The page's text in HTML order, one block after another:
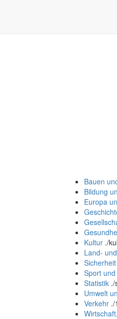
Bauen
Bildung
Europa
Kultur ./
Land-
Sport
Statistik ./
Umwelt
Verkehr ./